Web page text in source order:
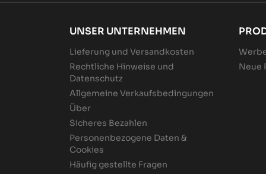
UNSER UNTERNEHMEN
Lieferung und Versandkosten
Rechtliche Hinweise und
Datenschutz
Allgemeine Verkaufsbedingungen
Über
Sicheres Bezahlen
Personenbezogene Daten &
Cookies
Häufig gestellte Fragen
Neue